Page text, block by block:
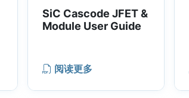
implementations.
SiC Cascode JFET &
Module User Guide
阅读更多